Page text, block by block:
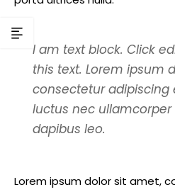
I am text block. Click
this text. Lorem ipsum
consectetur adipiscing
luctus nec
dapibus leo.
Lorem ipsum dolor sit amet,